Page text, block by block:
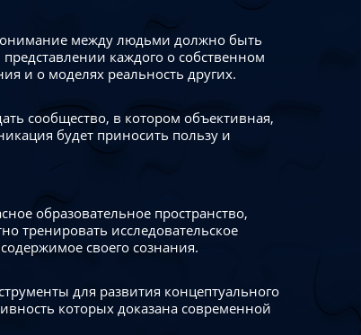
между людьми должно быть
каждого о собственном
и о моделях реальность других.
сообщество, в котором объективная,
будет приносить пользу и
образовательное пространство,
тренировать исследовательское
своего сознания.
для развития концептуального
которых доказана современной